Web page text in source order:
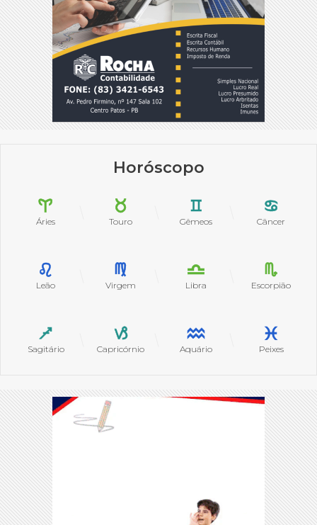
Horóscopo
Áries Touro Gêmeos Câncer
Leão Virgem Libra Escorpião
Sagitário Capricórnio Aquário Peixes